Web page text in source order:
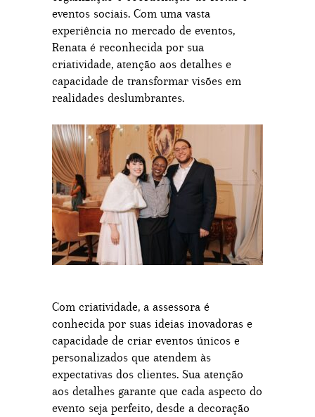
eventos sociais. Com uma vasta
experiência no mercado de eventos,
Renata é reconhecida por sua
criatividade, atenção aos detalhes e
capacidade de transformar visões em
realidades deslumbrantes.
Com criatividade, a assessora é
conhecida por suas ideias inovadoras e
capacidade de criar eventos únicos e
personalizados que atendem às
expectativas dos clientes. Sua atenção
aos detalhes garante que cada aspecto do
evento seja perfeito, desde a decoração